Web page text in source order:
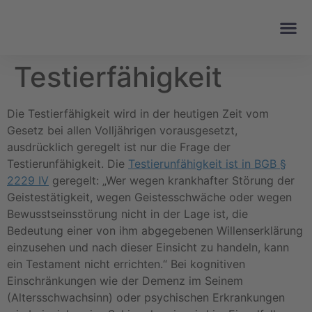
Testierfähigkeit
Die Testierfähigkeit wird in der heutigen Zeit vom
Gesetz bei allen Volljährigen vorausgesetzt,
ausdrücklich geregelt ist nur die Frage der
Testierunfähigkeit. Die Testierunfähigkeit ist in BGB §
2229 IV geregelt: „Wer wegen krankhafter Störung der
Geistestätigkeit, wegen Geistesschwäche oder wegen
Bewusstseinsstörung nicht in der Lage ist, die
Bedeutung einer von ihm abgegebenen Willenserklärung
einzusehen und nach dieser Einsicht zu handeln, kann
ein Testament nicht errichten.“ Bei kognitiven
Einschränkungen wie der Demenz im Seinem
(Altersschwachsinn) oder psychischen Erkrankungen